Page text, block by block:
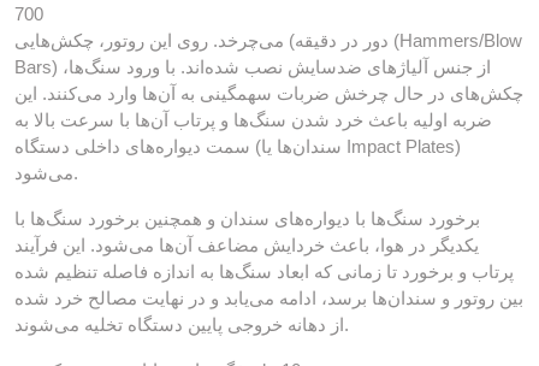
700
دور در دقیقه) می‌چرخد. روی این روتور، چکش‌هایی (Hammers/Blow
Bars) از جنس آلیاژهای ضدسایش نصب شده‌اند. با ورود سنگ‌ها،
چکش‌های در حال چرخش ضربات سهمگینی به آن‌ها وارد می‌کنند. این
ضربه اولیه باعث خرد شدن سنگ‌ها و پرتاب آن‌ها با سرعت بالا به
سمت دیواره‌های داخلی دستگاه (سندان‌ها یا Impact Plates)
می‌شود.
برخورد سنگ‌ها با دیواره‌های سندان و همچنین برخورد سنگ‌ها با
یکدیگر در هوا، باعث خردایش مضاعف آن‌ها می‌شود. این فرآیند
پرتاب و برخورد تا زمانی که ابعاد سنگ‌ها به اندازه فاصله تنظیم شده
بین روتور و سندان‌ها برسد، ادامه می‌یابد و در نهایت مصالح خرد شده
از دهانه خروجی پایین دستگاه تخلیه می‌شوند.